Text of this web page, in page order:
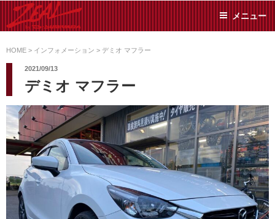
ン
ツ
ス
キ
ッ
プ
SUMIYAMA
た日常メンテから各種チ
ューニングまで、車に関
リーでお任せください!
メニュー
HOME > インフォメーション > デミオ マフラー
2021/09/13
デミオ マフラー